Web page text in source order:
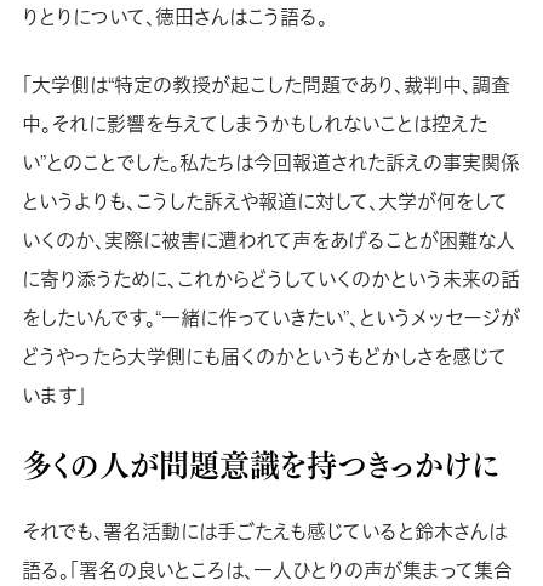
りとりについて、徳田さんはこう語る。
「大学側は“特定の教授が起こした問題であり、裁判中、調査
中。それに影響を与えてしまうかもしれないことは控えた
い”とのことでした。私たちは今回報道された訴えの事実関係
というよりも、こうした訴えや報道に対して、大学が何をして
いくのか、実際に被害に遭われて声をあげることが困難な人
に寄り添うために、これからどうしていくのかという未来の話
をしたいんです。“一緒に作っていきたい”、というメッセージが
どうやったら大学側にも届くのかというもどかしさを感じて
います」
多くの人が問題意識を持つきっかけに
それでも、署名活動には手ごたえも感じていると鈴木さんは
語る。「署名の良いところは、一人ひとりの声が集まって集合